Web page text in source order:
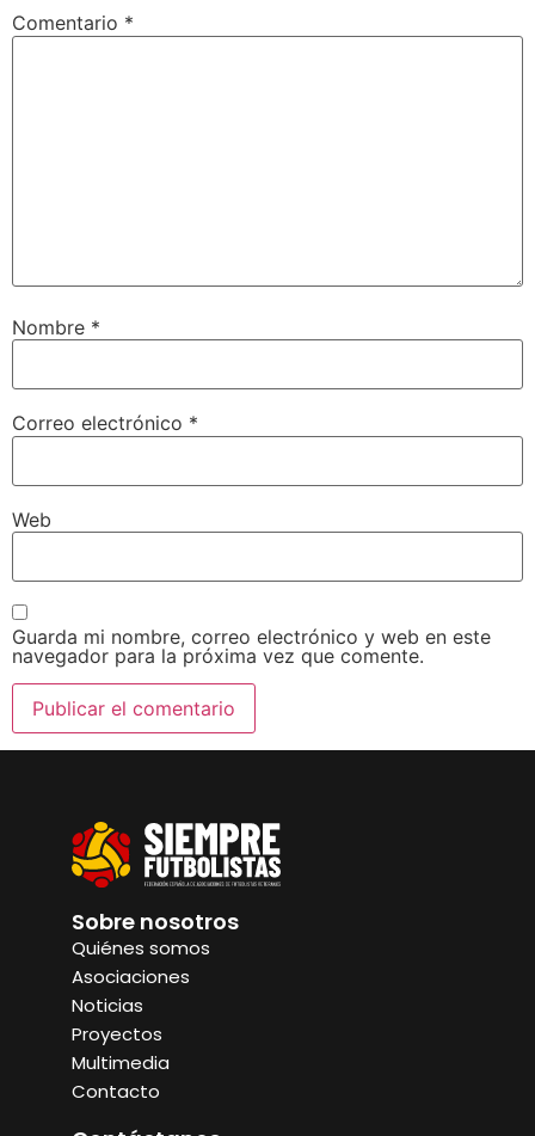
Comentario *
Nombre *
Correo electrónico *
Web
Guarda mi nombre, correo electrónico y web en este
navegador para la próxima vez que comente.
Sobre nosotros
Quiénes somos
Asociaciones
Noticias
Proyectos
Multimedia
Contacto